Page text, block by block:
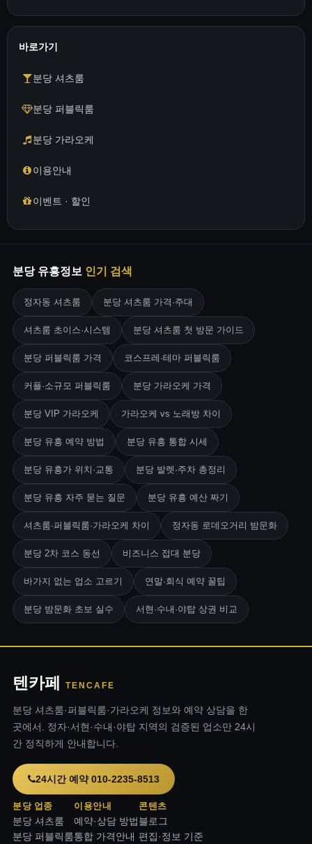
바로가기
분당 셔츠룸
분당 퍼블릭룸
분당 가라오케
이용안내
이벤트 · 할인
분당 유흥정보 인기 검색
정자동 셔츠룸 분당 셔츠룸 가격·주대
셔츠룸 초이스·시스템 분당 셔츠룸 첫 방문 가이드
분당 퍼블릭룸 가격 코스프레·테마 퍼블릭룸
커플·소규모 퍼블릭룸 분당 가라오케 가격
분당 VIP 가라오케 가라오케 vs 노래방 차이
분당 유흥 예약 방법 분당 유흥 통합 시세
분당 유흥가 위치·교통 분당 발렛·주차 총정리
분당 유흥 자주 묻는 질문 분당 유흥 예산 짜기
셔츠룸·퍼블릭룸·가라오케 차이 정자동 로데오거리 밤문화
분당 2차 코스 동선 비즈니스 접대 분당
바가지 없는 업소 고르기 연말·회식 예약 꿀팁
분당 밤문화 초보 실수 서현·수내·야탑 상권 비교
텐카페 TENCAFE
분당 셔츠룸·퍼블릭룸·가라오케 정보와 예약 상담을 한
곳에서. 정자·서현·수내·야탑 지역의 검증된 업소만 24시
간 정직하게 안내합니다.
24시간 예약 010-2235-8513
분당 업종
분당 셔츠룸
분당 퍼블릭룸
이용안내
예약·상담 방법
통합 가격안내
콘텐츠
블로그
편집·정보 기준